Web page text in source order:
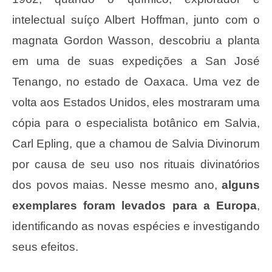
intelectual suíço Albert Hoffman, junto com o
magnata Gordon Wasson, descobriu a planta
em uma de suas expedições a San José
Tenango, no estado de Oaxaca. Uma vez de
volta aos Estados Unidos, eles mostraram uma
cópia para o especialista botânico em Salvia,
Carl Epling, que a chamou de Salvia Divinorum
por causa de seu uso nos rituais divinatórios
dos povos maias. Nesse mesmo ano, alguns
exemplares foram levados para a Europa,
identificando as novas espécies e investigando
seus efeitos.